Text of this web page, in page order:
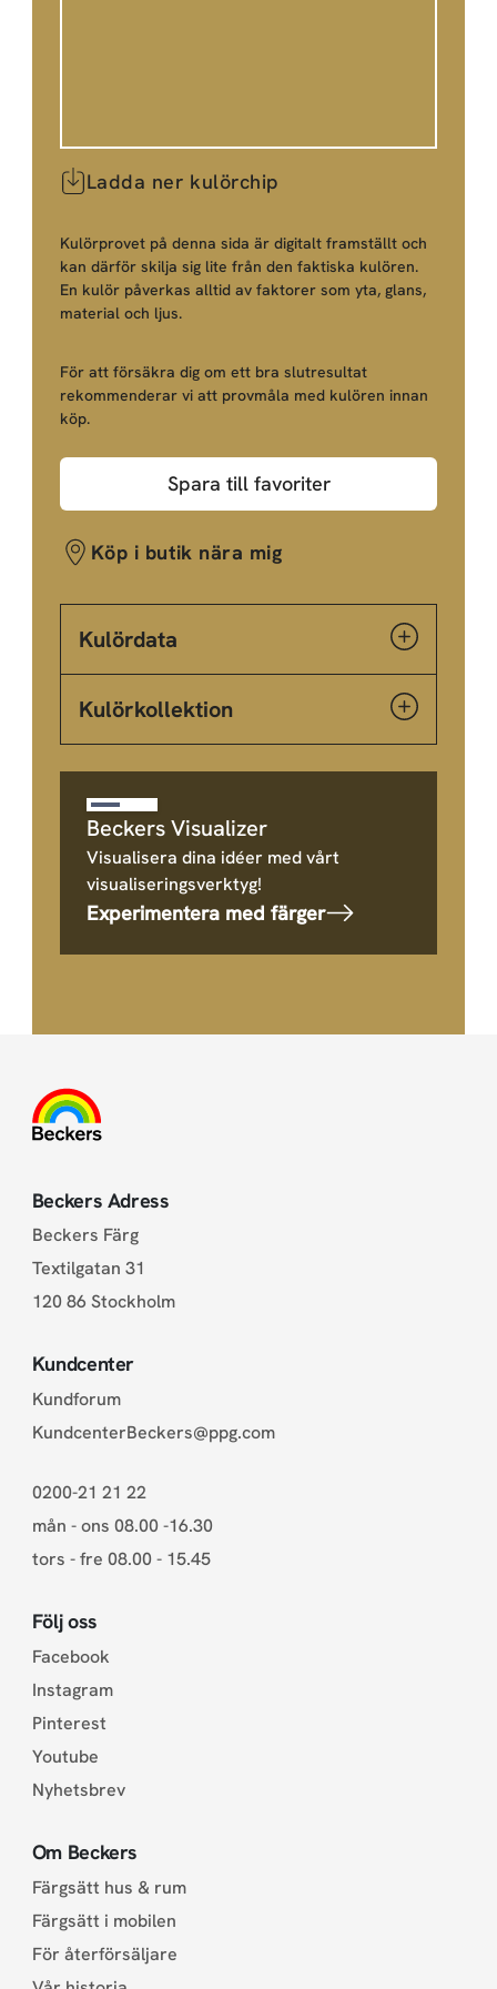
Ladda ner kulörchip
Kulörprovet på denna sida är digitalt framställt och
kan därför skilja sig lite från den faktiska kulören.
En kulör påverkas alltid av faktorer som yta, glans,
material och ljus.
För att försäkra dig om ett bra slutresultat
rekommenderar vi att provmåla med kulören innan
köp.
Spara till favoriter
Köp i butik nära mig
Kulördata
Kulörkollektion
Beckers Visualizer
Visualisera dina idéer med vårt
visualiseringsverktyg!
Experimentera med färger
Beckers Adress
Beckers Färg
Textilgatan 31
120 86 Stockholm
Kundcenter
Kundforum
KundcenterBeckers@ppg.com
0200-21 21 22
mån - ons 08.00 -16.30
tors - fre 08.00 - 15.45
Följ oss
Facebook
Instagram
Pinterest
Youtube
Nyhetsbrev
Om Beckers
Färgsätt hus & rum
Färgsätt i mobilen
För återförsäljare